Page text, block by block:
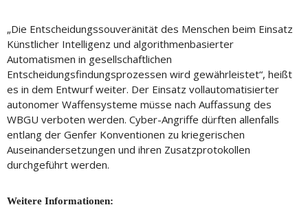
„Die Entscheidungssouveränität des Menschen beim Einsatz
Künstlicher Intelligenz und algorithmenbasierter
Automatismen in gesellschaftlichen
Entscheidungsfindungsprozessen wird gewährleistet“, heißt
es in dem Entwurf weiter. Der Einsatz vollautomatisierter
autonomer Waffensysteme müsse nach Auffassung des
WBGU verboten werden. Cyber-Angriffe dürften allenfalls
entlang der Genfer Konventionen zu kriegerischen
Auseinandersetzungen und ihren Zusatzprotokollen
durchgeführt werden.
Weitere Informationen: